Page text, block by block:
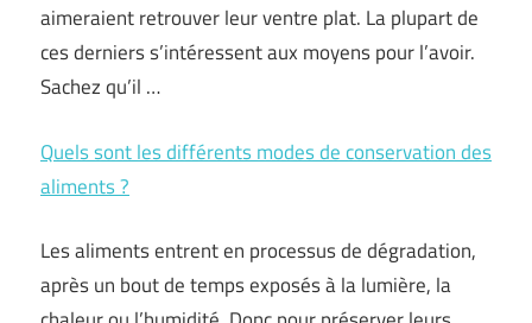
aimeraient retrouver leur ventre plat. La plupart de
ces derniers s’intéressent aux moyens pour l’avoir.
Sachez qu’il …
Quels sont les différents modes de conservation des
aliments ?
Les aliments entrent en processus de dégradation,
après un bout de temps exposés à la lumière, la